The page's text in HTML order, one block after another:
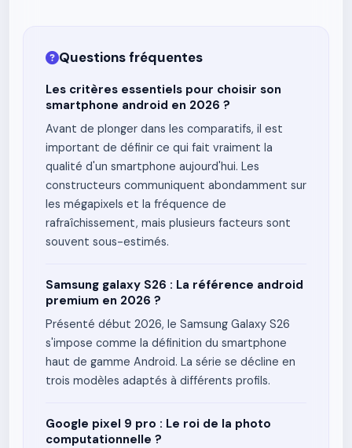
Questions fréquentes
Les critères essentiels pour choisir son
smartphone android en 2026 ?
Avant de plonger dans les comparatifs, il est
important de définir ce qui fait vraiment la
qualité d'un smartphone aujourd'hui. Les
constructeurs communiquent abondamment sur
les mégapixels et la fréquence de
rafraîchissement, mais plusieurs facteurs sont
souvent sous-estimés.
Samsung galaxy S26 : La référence android
premium en 2026 ?
Présenté début 2026, le Samsung Galaxy S26
s'impose comme la définition du smartphone
haut de gamme Android. La série se décline en
trois modèles adaptés à différents profils.
Google pixel 9 pro : Le roi de la photo
computationnelle ?